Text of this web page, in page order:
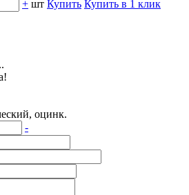
+ шт Купить Купить в 1 клик
оцинк.
-